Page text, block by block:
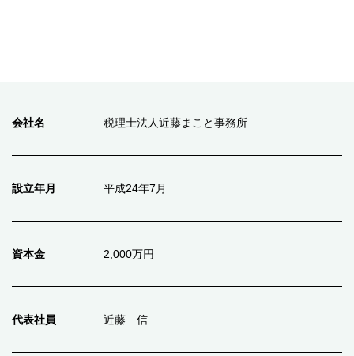
会社名 税理士法人近藤まこと事務所
設立年月 平成24年7月
資本金 2,000万円
代表社員 近藤 信